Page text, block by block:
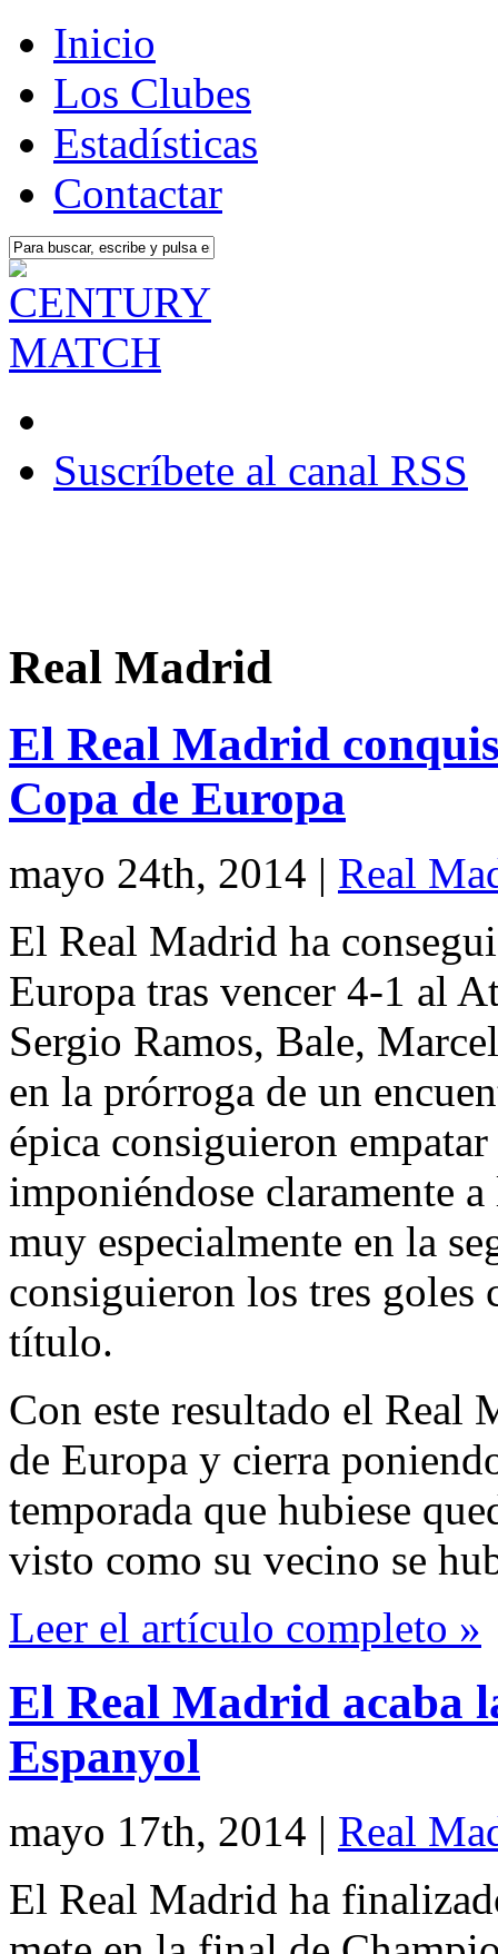
Inicio
Los Clubes
Estadísticas
Contactar
Suscríbete al canal RSS
Real Madrid
El Real Madrid
Copa de Europa
mayo 24th, 2014 | Real
El Real Madrid ha
Europa tras vencer 4-1 al
Sergio Ramos, Bale,
en la prórroga de un
épica consiguieron
imponiéndose claramente
muy especialmente en la
consiguieron los tres goles
título.
Con este resultado el Real
de Europa y cierra
temporada que hubiese
visto como su vecino se
Leer el artículo completo »
El Real Madrid acaba
Espanyol
mayo 17th, 2014 | Real
El Real Madrid ha